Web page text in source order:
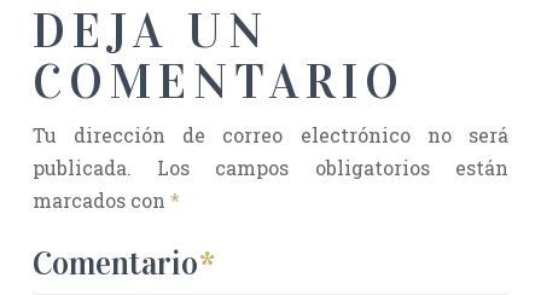
DEJA UN
COMENTARIO
Tu dirección de correo electrónico no será
publicada.
Los campos obligatorios están
marcados con *
Comentario*